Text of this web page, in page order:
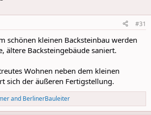
#31
schönen kleinen Backsteinbau werden
ältere Backsteingebäude saniert.
Wohnen neben dem kleinen
sich der äußeren Fertigstellung.
and BerlinerBauleiter